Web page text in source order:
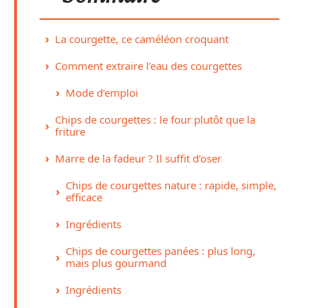
La courgette, ce caméléon croquant
Comment extraire l’eau des courgettes
Mode d’emploi
Chips de courgettes : le four plutôt que la
friture
Marre de la fadeur ? Il suffit d’oser
Chips de courgettes nature : rapide, simple,
efficace
Ingrédients
Chips de courgettes panées : plus long,
mais plus gourmand
Ingrédients